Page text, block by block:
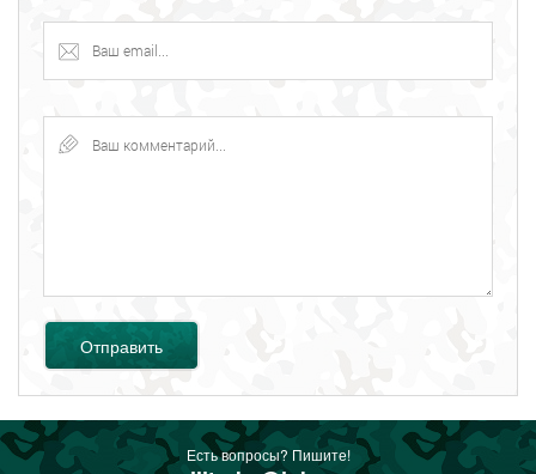
Отправить
Есть вопросы? Пишите!